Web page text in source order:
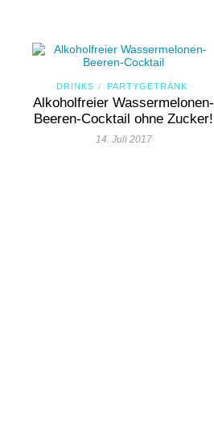
DRINKS / PARTYGETRÄNK
Alkoholfreier Wassermelonen-
Beeren-Cocktail ohne Zucker!
14. Juli 2017